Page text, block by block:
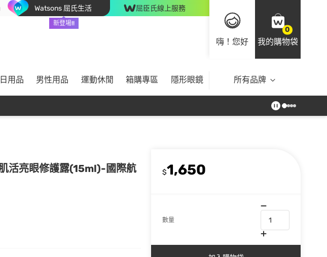
Watsons 屈氏生活
新登場!!
屈臣氏線上服務
嗨！您好
0
我的購物袋
日用品 男性用品 運動休閒 箱購專區 隱形眼鏡 所有品牌
活亮眼修護露(15ml)-國際航
$1,650
數量